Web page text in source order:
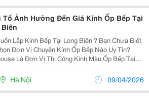
Tố Ảnh Hưởng Đến Giá Kính Ốp Bếp Tại
Lắp Kính Bếp Tại Long Biên ? Bạn Chưa Biết
Đơn Vị Chuyên Kính Ốp Bếp Nào Uy Tín?
Là Đơn Vị Thi Công Kính Màu Ốp Bếp Tại
Các Phường Long Biên Trực Tiếp, Không Qua
Gian Với Giá Ưu Đãi. Các Sản Phẩm Kính Bếp...
Hà Nội 09/04/2026